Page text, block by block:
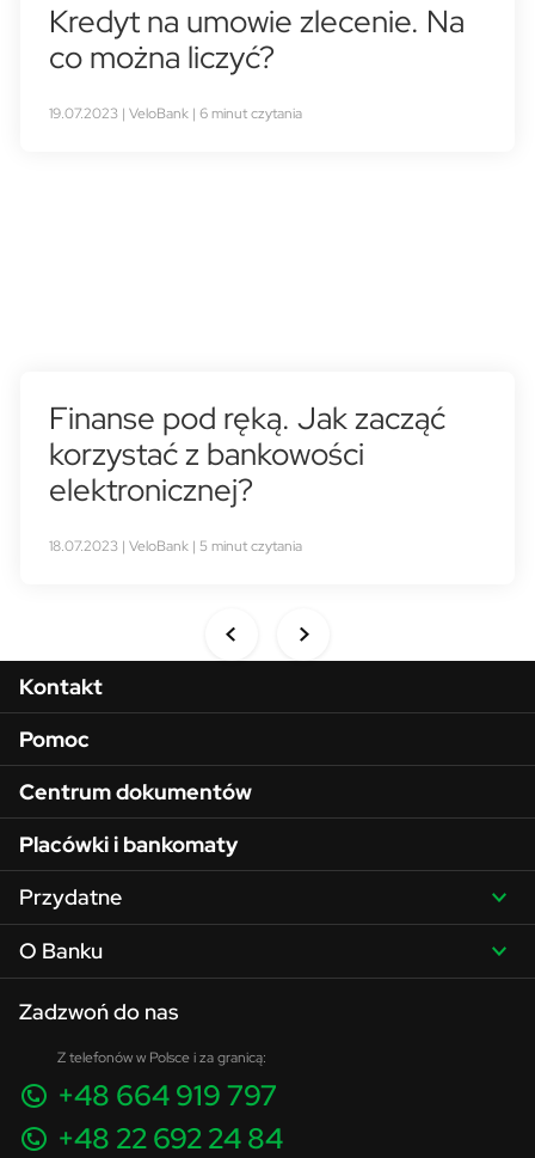
Kredyt na umowie zlecenie. Na
co można liczyć?
19.07.2023 | VeloBank | 6 minut czytania
Finanse pod ręką. Jak zacząć
korzystać z bankowości
elektronicznej?
18.07.2023 | VeloBank | 5 minut czytania
Menu w stopce
Kontakt
Pomoc
Centrum dokumentów
Placówki i bankomaty
Przydatne
O Banku
Zadzwoń do nas
Z telefonów w Polsce i za granicą:
+48 664 919 797
+48 22 692 24 84